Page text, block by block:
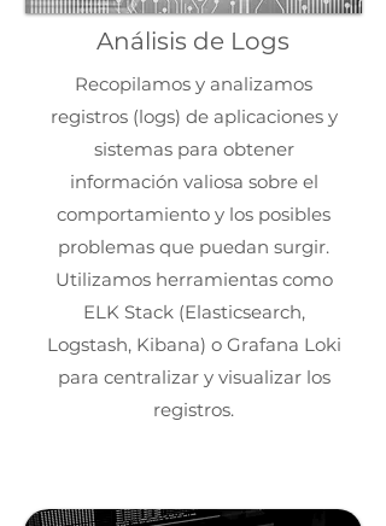
Análisis de Logs
Recopilamos y analizamos
registros (logs) de aplicaciones y
sistemas para obtener
información valiosa sobre el
comportamiento y los posibles
problemas que puedan surgir.
Utilizamos herramientas como
ELK Stack (Elasticsearch,
Logstash, Kibana) o Grafana Loki
para centralizar y visualizar los
registros.